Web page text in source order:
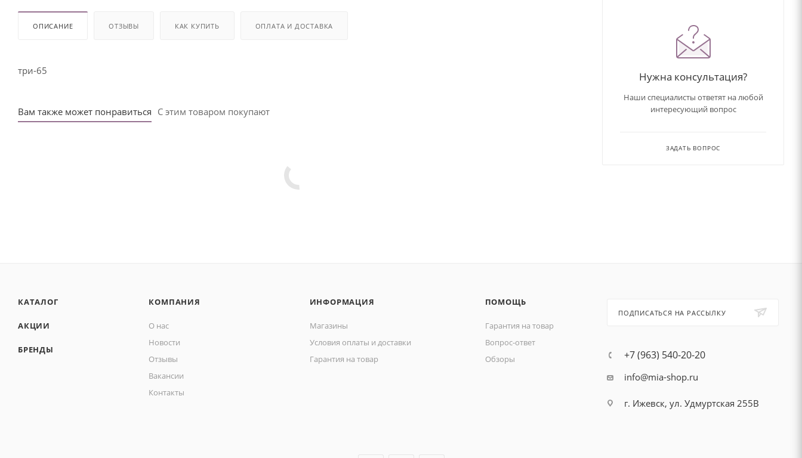
ОПИСАНИЕ ОТЗЫВЫ КАК КУПИТЬ ОПЛАТА И ДОСТАВКА
три-65
Вам также может понравиться С этим товаром покупают
Нужна консультация?
Наши специалисты ответят на любой
интересующий вопрос
ЗАДАТЬ ВОПРОС
КАТАЛОГ
АКЦИИ
БРЕНДЫ
КОМПАНИЯ
О нас
Новости
Отзывы
Вакансии
Контакты
ИНФОРМАЦИЯ
Магазины
Условия оплаты и доставки
Гарантия на товар
ПОМОЩЬ
Гарантия на товар
Вопрос-ответ
Обзоры
ПОДПИСАТЬСЯ НА РАССЫЛКУ
+7 (963) 540-20-20
info@mia-shop.ru
г. Ижевск, ул. Удмуртская 255В